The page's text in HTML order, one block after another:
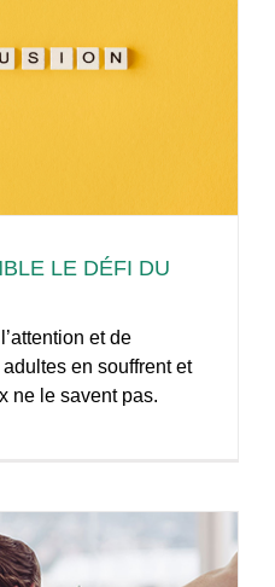
LE DÉFI DU
et de
adultes en souffrent et
ne le savent pas.